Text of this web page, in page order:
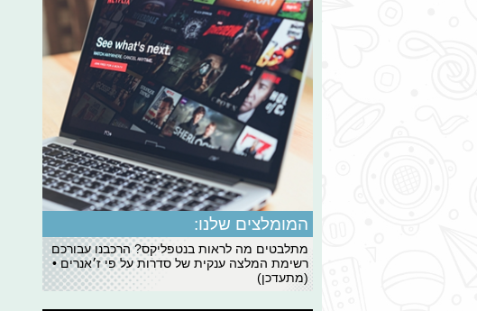
המומלצים שלנו:
מתלבטים מה לראות בנטפליקס? הרכבנו עבורכם
רשימת המלצה ענקית של סדרות על פי ז׳אנרים •
(מתעדכן)